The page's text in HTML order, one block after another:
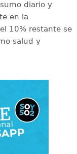
diario y
en la
10% restante se
salud y